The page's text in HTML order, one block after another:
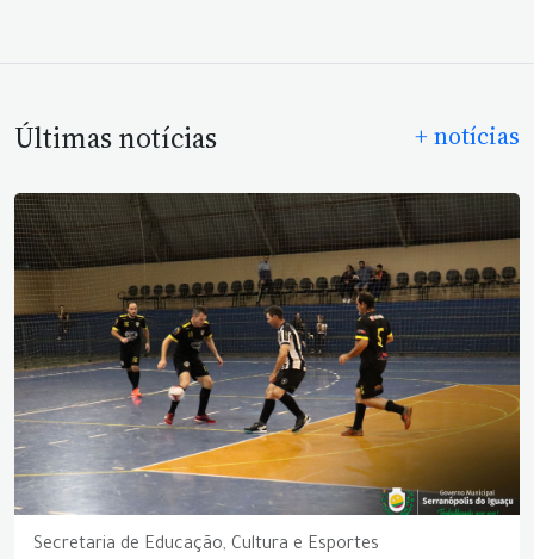
Últimas notícias + notícias
Secretaria de Educação, Cultura e Esportes